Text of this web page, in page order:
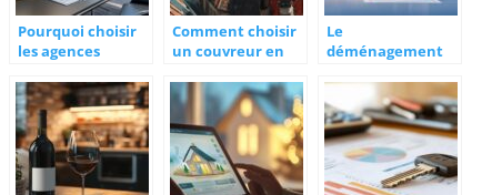
Pourquoi choisir
les agences
pour vos projets
en Haute-Savoie ?
Comment choisir
un couvreur en
pour vos travaux
de toiture ?
Le
déménagement
d’habitation : Les
erreurs à éviter
lors de votre
changement
d’adresse